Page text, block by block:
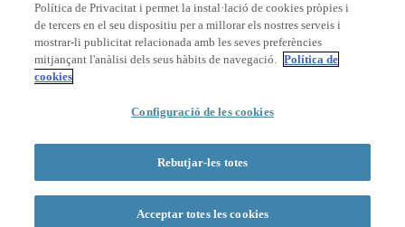
Acreditacions
© 2026 La Salle Campus Barcelona - URL |Avís legal
Formulari de cerca
Política de Privacitat i permet la instal·lació de cookies pròpies i
de tercers en el seu dispositiu per a millorar els nostres serveis i
mostrar-li publicitat relacionada amb les seves preferències
mitjançant l'anàlisi dels seus hàbits de navegació. Política de
cookies
Configuració de les cookies
Rebutjar-les totes
Acceptar totes les cookies